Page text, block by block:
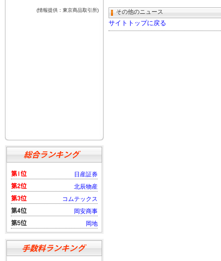
その他のニュース
サイトトップに戻る